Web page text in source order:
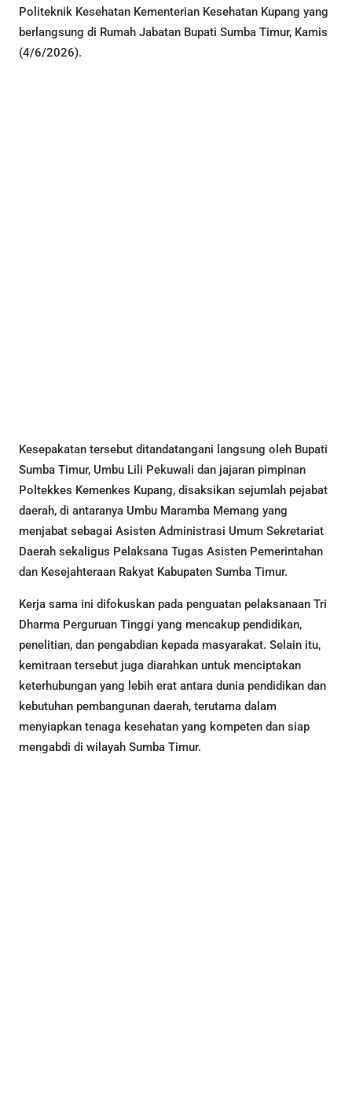
Politeknik Kesehatan Kementerian Kesehatan Kupang yang
berlangsung di Rumah Jabatan Bupati Sumba Timur, Kamis
(4/6/2026).
Kesepakatan tersebut ditandatangani langsung oleh Bupati
Sumba Timur, Umbu Lili Pekuwali dan jajaran pimpinan
Poltekkes Kemenkes Kupang, disaksikan sejumlah pejabat
daerah, di antaranya Umbu Maramba Memang yang
menjabat sebagai Asisten Administrasi Umum Sekretariat
Daerah sekaligus Pelaksana Tugas Asisten Pemerintahan
dan Kesejahteraan Rakyat Kabupaten Sumba Timur.
Kerja sama ini difokuskan pada penguatan pelaksanaan Tri
Dharma Perguruan Tinggi yang mencakup pendidikan,
penelitian, dan pengabdian kepada masyarakat. Selain itu,
kemitraan tersebut juga diarahkan untuk menciptakan
keterhubungan yang lebih erat antara dunia pendidikan dan
kebutuhan pembangunan daerah, terutama dalam
menyiapkan tenaga kesehatan yang kompeten dan siap
mengabdi di wilayah Sumba Timur.